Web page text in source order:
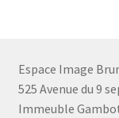
Espace Image
525 Avenue du 9
Immeuble